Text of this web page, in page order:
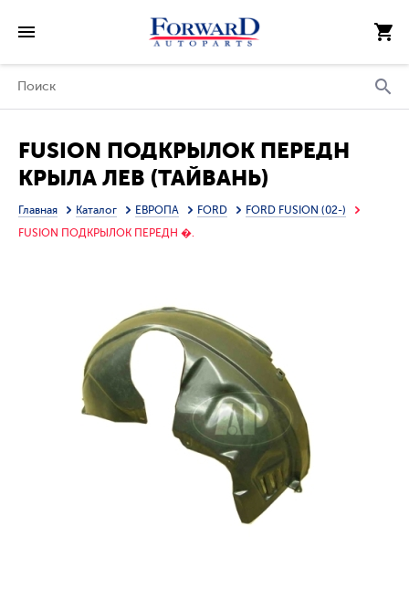
FUSION ПОДКРЫЛОК ПЕРЕДН
КРЫЛА ЛЕВ (ТАЙВАНЬ)
Главная Каталог ЕВРОПА FORD
FORD FUSION (02-)
FUSION ПОДКРЫЛОК ПЕРЕДН �.